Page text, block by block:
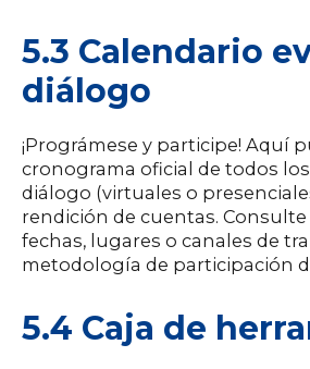
5.3 Calendario
diálogo
¡Prográmese y participe! Aquí
cronograma oficial de todos
diálogo (virtuales o
rendición de cuentas.
fechas, lugares o canales de
metodología de participación
5.4 Caja de